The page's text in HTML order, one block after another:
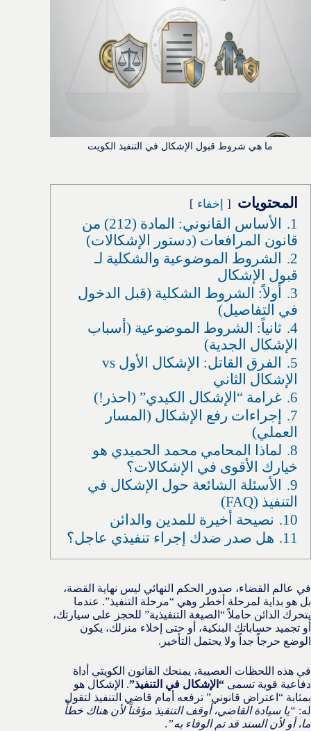
ما هي شروط قبول الإشكال في التنفيذ الكويت
المحتويات إخفاء
1.
الأساس القانوني: المادة (212) من
قانون المرافعات (دستور الإشكالات)
2.
الشروط الموضوعية والشكلية لـ
قبول الإشكال
3.
أولاً: الشروط الشكلية (قبل الدخول
في التفاصيل)
4. ثانياً: الشروط الموضوعية (أسباب
الإشكال الجدية)
5.
الفرق القاتل: الإشكال الأول vs
الإشكال الثاني
6. غرامة “الإشكال الكيدي” (احذر!)
7.
إجراءات رفع الإشكال (المسار
العملي)
8. لماذا المحامي محمد الحميدي هو
خيارك الأقوى في الإشكالات؟
9.
الأسئلة الشائعة حول الإشكال في
التنفيذ (FAQ)
10.
نصيحة أخيرة للمدين والدائن
11.
هل صدر ضدك إجراء تنفيذي عاجل؟
في عالم القضاء، صدور الحكم النهائي ليس نهاية القصة،
بل هو بداية لمرحلة أخطر وهي “مرحلة التنفيذ”. عندما
يتحرك الدائن حاملاً “الصيغة التنفيذية” للحجز على سيارتك،
أو تجميد حساباتك البنكية، أو حتى إخلاء منزلك، يكون
الوضع حرجاً جداً ولا يحتمل التأخير.
في هذه اللحظات العصيبة، يمنحك القانون الكويتي أداة
دفاعية قوية تسمى “الإشكال في التنفيذ”. الإشكال هو
بمثابة “اعتراض قانوني” ترفعه أمام قاضي التنفيذ لتقول
له: “يا سيادة القاضي، أوقف التنفيذ مؤقتاً لأن هناك خطأً
ما، أو لأن السند قد تم الوفاء به”.